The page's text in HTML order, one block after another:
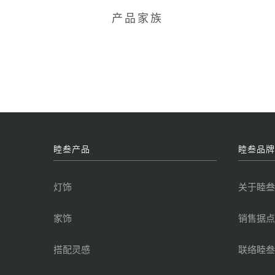
产品家族
睦叁产品
灯饰
家饰
搭配灵感
睦叁品牌
关于睦叁
销售据点
联络睦叁